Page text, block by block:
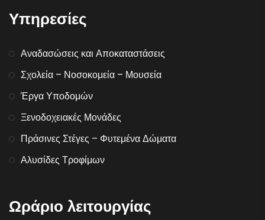
Υπηρεσίες
Αναδασώσεις και Αποκαταστάσεις
Σχολεία – Νοσοκομεία – Μουσεία
Έργα Υποδομών
Ξενοδοχειακές Μονάδες
Πράσινες Στέγες – Φυτεμένα Δώματα
Αλυσίδες Τροφίμων
Ωράριο λειτουργίας